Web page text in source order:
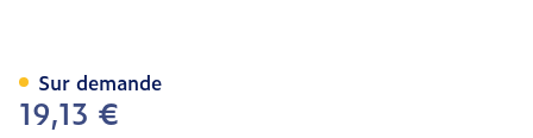
19,13 €
Sur demande